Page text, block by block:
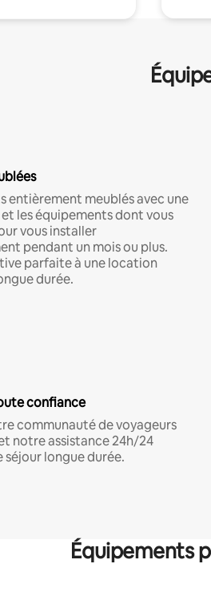
entièrement meublés avec une
les équipements dont vous
vous installer
pendant un mois ou plus.
parfaite à une location
durée.
confiance
communauté de voyageurs
notre assistance 24h/24
longue durée.
Équipements